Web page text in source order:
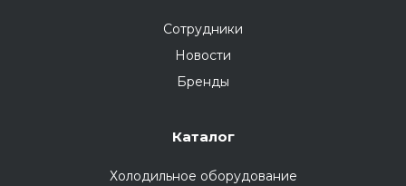
Сотрудники
Новости
Бренды
Каталог
Холодильное оборудование